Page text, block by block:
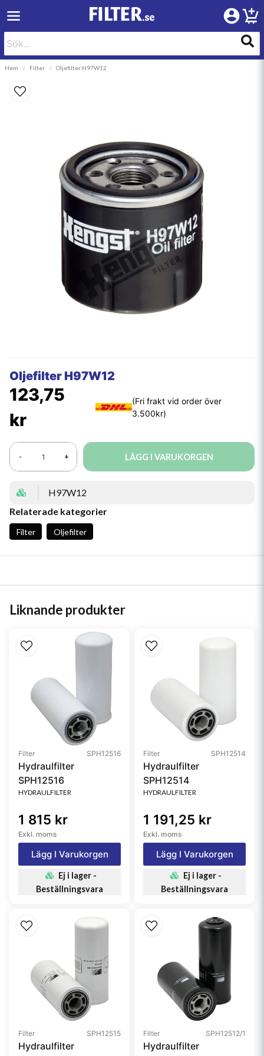
Hem Filter Oljefilter H97W12
Oljefilter H97W12
123,75
kr
- + LÄGG I VARUKORGEN
H97W12
Relaterade kategorier
Filter Oljefilter
Liknande produkter
Filter SPH12516
Hydraulfilter
SPH12516
HYDRAULFILTER
1 815 kr
Exkl. moms
Lägg I Varukorgen
Ej i lager -
Beställningsvara
Filter SPH12514
Hydraulfilter
SPH12514
HYDRAULFILTER
1 191,25 kr
Exkl. moms
Lägg I Varukorgen
Ej i lager -
Beställningsvara
Filter SPH12515
Hydraulfilter
Filter SPH12512/1
Hydraulfilter